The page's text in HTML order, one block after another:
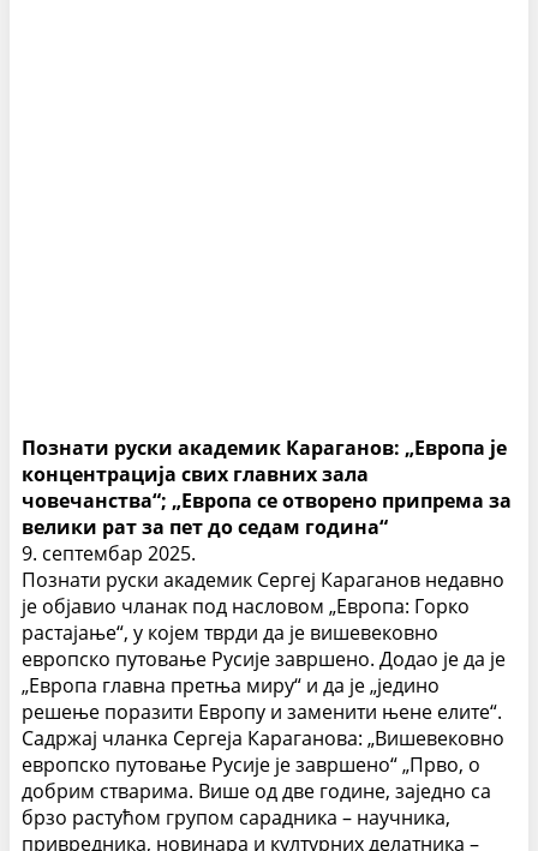
Познати руски академик Караганов: „Европа је
концентрација свих главних зала
човечанства“; „Европа се отворено припрема за
велики рат за пет до седам година“
9. септембар 2025.
Познати руски академик Сергеј Караганов недавно
је објавио чланак под насловом „Европа: Горко
растајање“, у којем тврди да је вишевековно
европско путовање Русије завршено. Додао је да је
„Европа главна претња миру“ и да је „једино
решење поразити Европу и заменити њене елите“.
Садржај чланка Сергеја Караганова: „Вишевековно
европско путовање Русије је завршено“„Прво, о
добрим стварима. Више од две године, заједно са
брзо растућом групом сарадника – научника,
привредника, новинара и културних делатника –